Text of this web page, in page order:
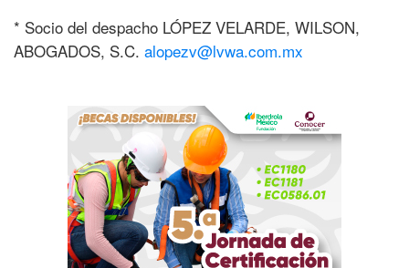
* Socio del despacho LÓPEZ VELARDE, WILSON,
ABOGADOS, S.C. alopezv@lvwa.com.mx